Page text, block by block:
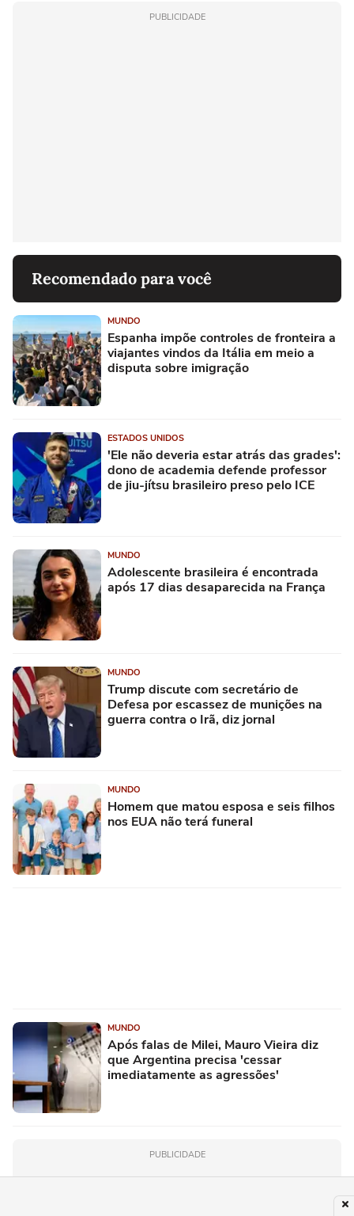
PUBLICIDADE
Recomendado para você
MUNDO
Espanha impõe controles de fronteira a
viajantes vindos da Itália em meio a
disputa sobre imigração
ESTADOS UNIDOS
'Ele não deveria estar atrás das grades':
dono de academia defende professor
de jiu-jítsu brasileiro preso pelo ICE
MUNDO
Adolescente brasileira é encontrada
após 17 dias desaparecida na França
MUNDO
Trump discute com secretário de
Defesa por escassez de munições na
guerra contra o Irã, diz jornal
MUNDO
Homem que matou esposa e seis filhos
nos EUA não terá funeral
MUNDO
Após falas de Milei, Mauro Vieira diz
que Argentina precisa 'cessar
imediatamente as agressões'
PUBLICIDADE